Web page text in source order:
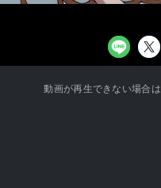
動画が再生できない場合は